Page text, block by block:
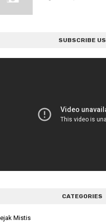
SUBSCRIBE US
CATEGORIES
Mistis